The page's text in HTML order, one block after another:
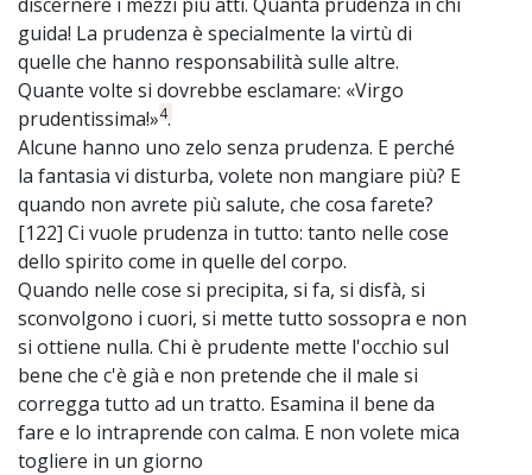
guida! La prudenza è specialmente la virtù di
quelle che hanno responsabilità sulle altre.
Quante volte si dovrebbe esclamare: «Virgo
prudentissima!»4.
Alcune hanno uno zelo senza prudenza. E perché
la fantasia vi disturba, volete non mangiare più? E
quando non avrete più salute, che cosa farete?
[122] Ci vuole prudenza in tutto: tanto nelle cose
dello spirito come in quelle del corpo.
Quando nelle cose si precipita, si fa, si disfà, si
sconvolgono i cuori, si mette tutto sossopra e non
si ottiene nulla. Chi è prudente mette l'occhio sul
bene che c'è già e non pretende che il male si
corregga tutto ad un tratto. Esamina il bene da
fare e lo intraprende con calma. E non volete mica
togliere in un giorno